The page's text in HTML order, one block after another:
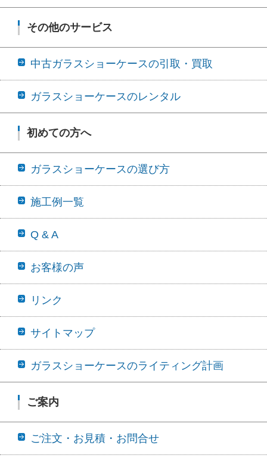
その他のサービス
中古ガラスショーケースの引取・買取
ガラスショーケースのレンタル
初めての方へ
ガラスショーケースの選び方
施工例一覧
Q & A
お客様の声
リンク
サイトマップ
ガラスショーケースのライティング計画
ご案内
ご注文・お見積・お問合せ